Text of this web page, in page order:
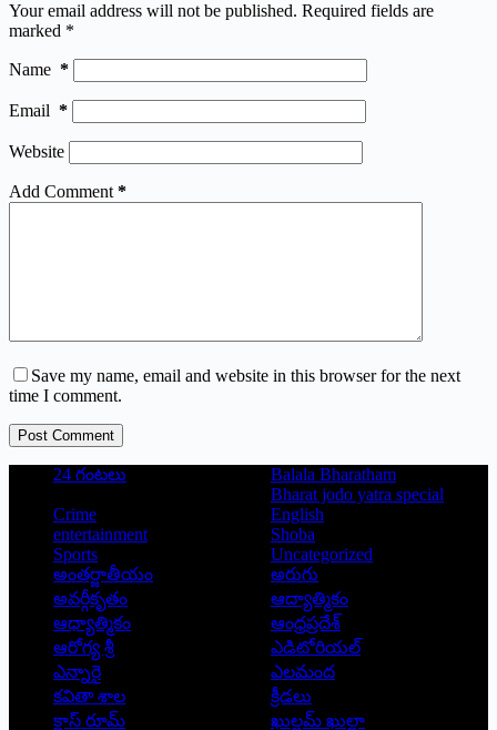
Your email address will not be published. Required fields are
marked *
Name *
Email *
Website
Add Comment *
Save my name, email and website in this browser for the next
time I comment.
Post Comment
24 గంటలు
Balala Bharatham
Bharat jodo yatra special
Crime
English
entertainment
Shoba
Sports
Uncategorized
అంతర్జాతీయం
అరుగు
అవర్గీకృతం
ఆద్యాత్మికం
ఆధ్యాత్మికం
ఆంధ్రప్రదేశ్
ఆరోగ్య శ్రీ
ఎడిటోరియల్
ఎన్నారై
ఎలమంద
కవితా శాల
క్రీడలు
క్లాస్ రూమ్
ఖుల్లమ్ ఖుల్లా